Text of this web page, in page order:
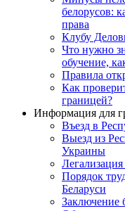
белорусов:
права
Клубу
Что нужно
обучение,
Правила
Как
границей?
Информация для
Въезд в
Выезд из
Украины
Порядок
Беларуси
Заключение